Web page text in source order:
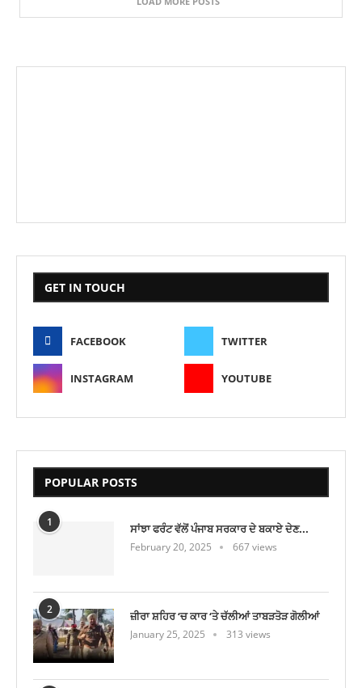
GET IN TOUCH
FACEBOOK TWITTER
INSTAGRAM YOUTUBE
POPULAR POSTS
1 ਸਾਂਝਾ ਫਰੰਟ ਵੱਲੋਂ ਪੰਜਾਬ ਸਰਕਾਰ ਦੇ ਬਕਾਏ ਦੇਣ...
February 20, 2025 667 views
2 ਜ਼ੀਰਾ ਸ਼ਹਿਰ ‘ਚ ਕਾਰ ‘ਤੇ ਚੱਲੀਆਂ ਤਾਬੜਤੋੜ ਗੋਲੀਆਂ
January 25, 2025 313 views